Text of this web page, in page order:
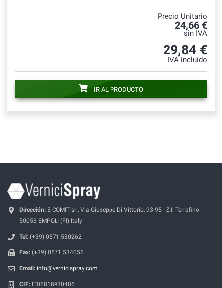
Precio Unitario
24,66 €
sin IVA
29,84 €
IVA incluido
IR AL PRODUCTO
Dirección: E-COMIT srl, Via Giuseppe Di Vittorio, 93-95 - Z.I. Terrafino -
50053 EMPOLI (FI) Italy
Tel: (+39) 0571.530262
Fax: (+39) 0571.534056
Email: info@vernicispray.com
CIF: IT06818930486